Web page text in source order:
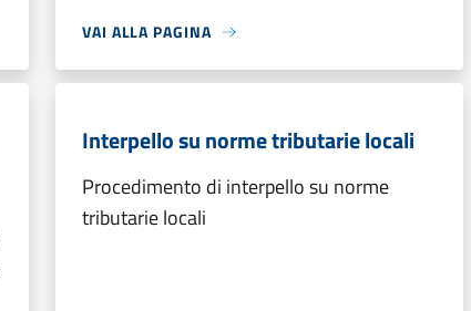
VAI ALLA PAGINA
Interpello su norme tributarie locali
Procedimento di interpello su norme
tributarie locali